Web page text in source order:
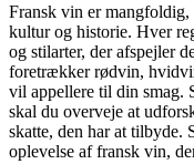
Fransk vin er
kultur og historie. Hver
og stilarter, der afspejler
foretrækker rødvin,
vil appellere til din smag.
skal du overveje at
skatte, den har at tilbyde.
oplevelse af fransk vin,